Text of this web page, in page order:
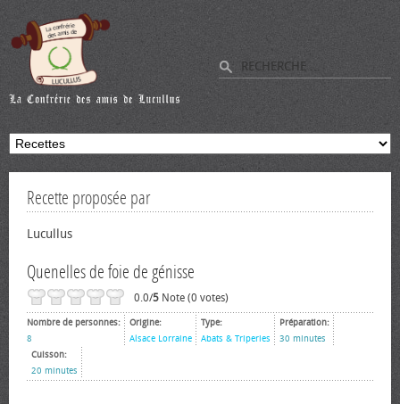
Recette proposée par
Lucullus
Quenelles de foie de génisse
0.0/5 Note (0 votes)
Nombre de personnes:
8
Origine:
Alsace Lorraine
Type:
Abats & Triperies
Préparation:
30 minutes
Cuisson:
20 minutes